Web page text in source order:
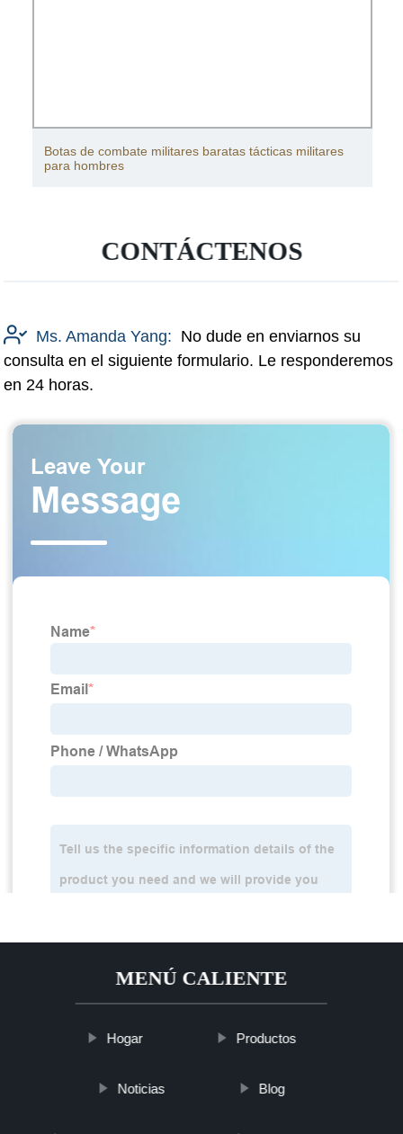
Botas de combate militares baratas tácticas militares
para hombres
CONTÁCTENOS
Ms. Amanda Yang: No dude en enviarnos su
consulta en el siguiente formulario. Le responderemos
en 24 horas.
MENÚ CALIENTE
Hogar Productos
Noticias Blog